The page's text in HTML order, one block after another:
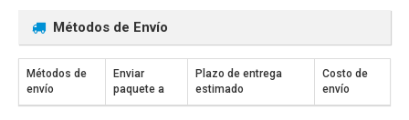
Métodos de Envío
Métodos de
envío
Enviar
paquete a
Plazo de entrega
estimado
Costo de
envío